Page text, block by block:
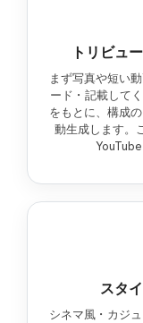
トリビュ
まず写真や短い
ード・記載して
をもとに、構成
動生成します。
スタ
シネマ風・カジ